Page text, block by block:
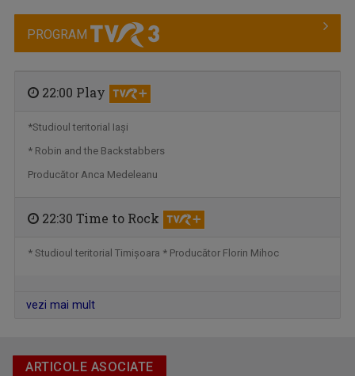
Absolventă a Facultății de Litere, ...
PROGRAM
22:00 Play
*Studioul teritorial Iaşi
* Robin and the Backstabbers
Producător Anca Medeleanu
22:30 Time to Rock
* Studioul teritorial Timişoara * Producător Florin Mihoc
vezi mai mult
ARTICOLE ASOCIATE